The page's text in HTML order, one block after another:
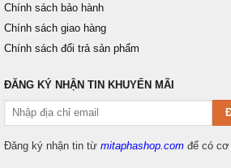
Chính sách bảo hành
Chính sách giao hàng
Chính sách đổi trả sản phẩm
ĐĂNG KÝ NHẬN TIN KHUYẾN MÃI
Đăng ký nhận tin từ mitaphashop.com để có cơ